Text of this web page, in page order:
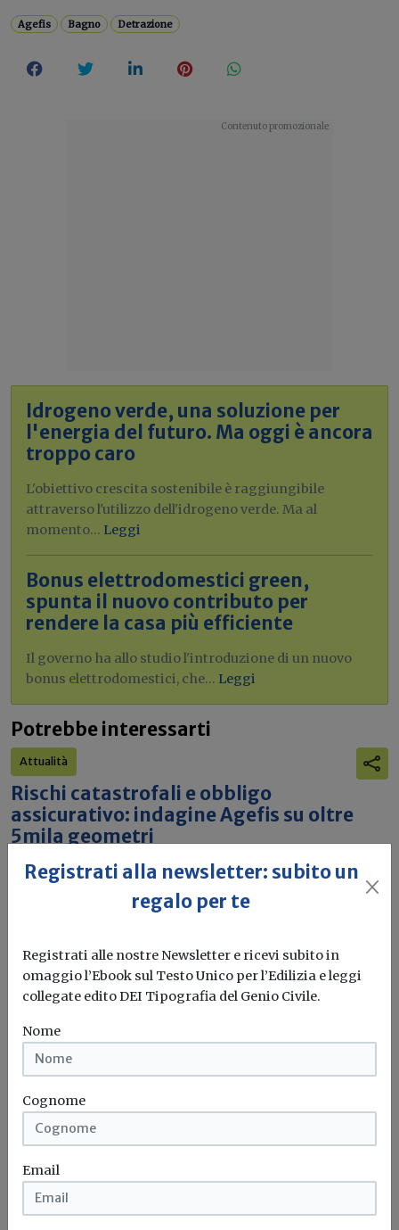
Agefis Bagno Detrazione
Idrogeno verde, una soluzione per
l'energia del futuro. Ma oggi è ancora
troppo caro
L'obiettivo crescita sostenibile è raggiungibile
attraverso l'utilizzo dell'idrogeno verde. Ma al
momento... Leggi
Bonus elettrodomestici green,
spunta il nuovo contributo per
rendere la casa più efficiente
Il governo ha allo studio l'introduzione di un nuovo
bonus elettrodomestici, che... Leggi
Potrebbe interessarti
Attualità
Rischi catastrofali e obbligo
assicurativo: indagine Agefis su oltre
5mila geometri
Diffusa la conoscenza dell’obbligo assicurativo, ma
limitata la padronanza normativa. Il 69%...
Attualità
Bonus casa, è in manovra la proroga di
un anno delle detrazioni più favorevoli
2026 la proroga...
Bonus ristrutturazioni Bonus edilizi Detrazione
Registrati alla newsletter: subito un
regalo per te
Registrati alle nostre Newsletter e ricevi subito in
omaggio l’Ebook sul Testo Unico per l’Edilizia e leggi
collegate edito DEI Tipografia del Genio Civile.
Nome
Cognome
Email